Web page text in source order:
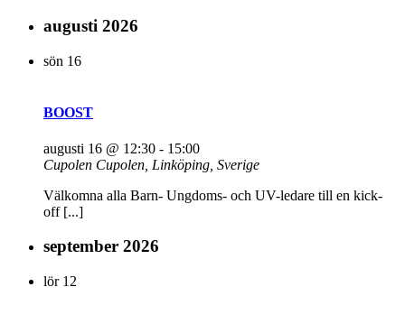
augusti 2026
sön 16
BOOST
augusti 16 @ 12:30 - 15:00
Cupolen Cupolen, Linköping, Sverige
Välkomna alla Barn- Ungdoms- och UV-ledare till en kick-
off [...]
september 2026
lör 12